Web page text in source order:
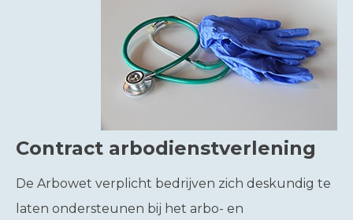
Contract arbodienstverlening
De Arbowet verplicht bedrijven zich deskundig te
laten ondersteunen bij het arbo- en